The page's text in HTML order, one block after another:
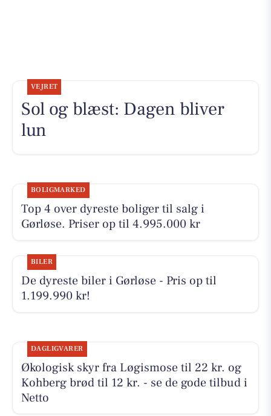
VEJRET
Sol og blæst: Dagen bliver
lun
BOLIGMARKED
Top 4 over dyreste boliger til salg i
Gørløse. Priser op til 4.995.000 kr
BILER
De dyreste biler i Gørløse - Pris op til
1.199.990 kr!
DAGLIGVARER
Økologisk skyr fra Løgismose til 22 kr. og
Kohberg brød til 12 kr. - se de gode tilbud i
Netto